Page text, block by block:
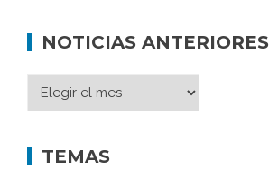
NOTICIAS ANTERIORES
TEMAS